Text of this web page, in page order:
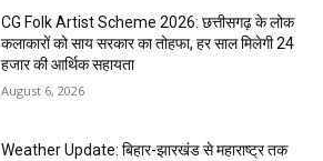
CG Folk Artist Scheme 2026: छत्तीसगढ़ के लोक
कलाकारों को साय सरकार का तोहफा, हर साल मिलेगी 24
हजार की आर्थिक सहायता
August 6, 2026
Weather Update: बिहार-झारखंड से महाराष्ट्र तक